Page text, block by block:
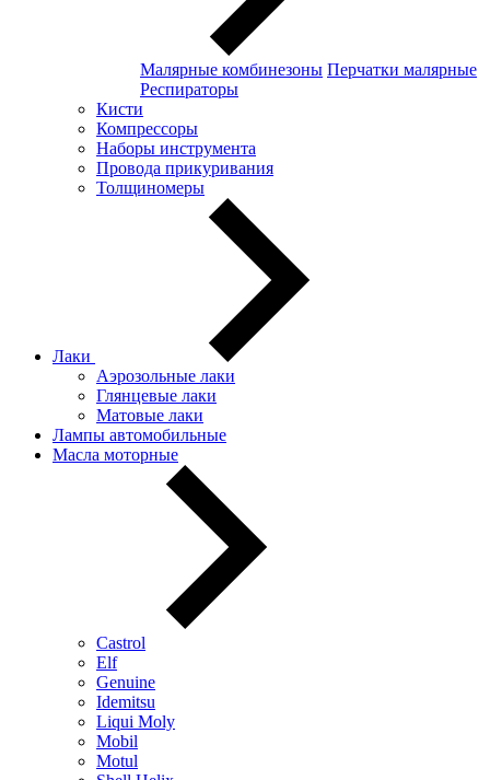
Малярные комбинезоны Перчатки малярные
Респираторы
Кисти
Компрессоры
Наборы инструмента
Провода прикуривания
Толщиномеры
Лаки
Аэрозольные лаки
Глянцевые лаки
Матовые лаки
Лампы автомобильные
Масла моторные
Castrol
Elf
Genuine
Idemitsu
Liqui Moly
Mobil
Motul